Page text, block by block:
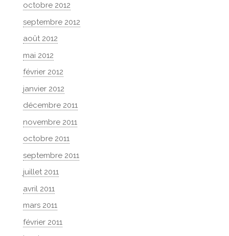
octobre 2012
septembre 2012
août 2012
mai 2012
février 2012
janvier 2012
décembre 2011
novembre 2011
octobre 2011
septembre 2011
juillet 2011
avril 2011
mars 2011
février 2011